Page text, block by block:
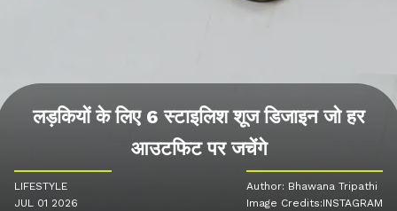
लड़कियों के लिए 6 स्टाइलिश शूज डिजाइन जो हर
आउटफिट पर जचेंगे
LIFESTYLE
JUL 01 2026
Author: Bhawana Tripathi
Image Credits:INSTAGRAM